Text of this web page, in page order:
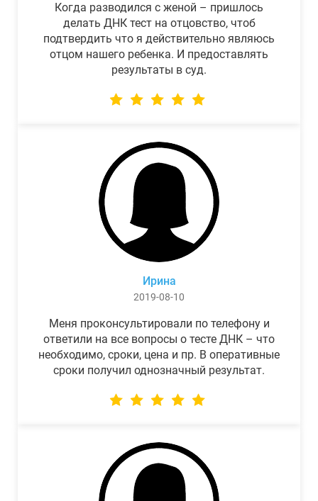
Когда разводился с женой – пришлось
делать ДНК тест на отцовство, чтоб
подтвердить что я действительно являюсь
отцом нашего ребенка. И предоставлять
результаты в суд.
Ирина
2019-08-10
Меня проконсультировали по телефону и
ответили на все вопросы о тесте ДНК – что
необходимо, сроки, цена и пр. В оперативные
сроки получил однозначный результат.